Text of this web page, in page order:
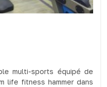
multi-sports équipé de
life fitness hammer dans